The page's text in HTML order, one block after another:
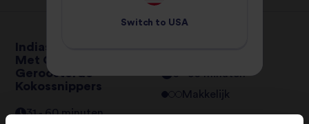
Indiase Rijstpudding
Met Chai Kruiden En
Geroosterde
Kokossnippers
31 - 60 minuten
0 - 30 minuten
Makkelijk
Switch to USA